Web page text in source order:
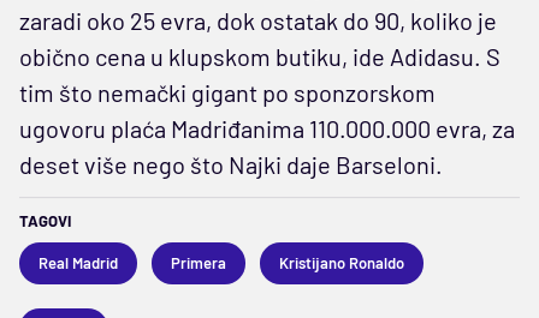
zaradi oko 25 evra, dok ostatak do 90, koliko je
obično cena u klupskom butiku, ide Adidasu. S
tim što nemački gigant po sponzorskom
ugovoru plaća Madriđanima 110.000.000 evra, za
deset više nego što Najki daje Barseloni.
TAGOVI
Real Madrid Primera Kristijano Ronaldo